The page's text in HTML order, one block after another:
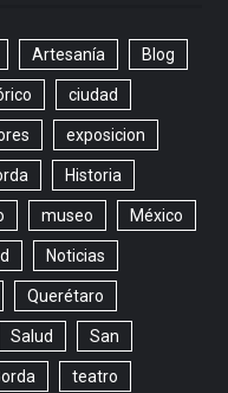
Artesanía Blog
ciudad
exposicion
Historia
museo México
Noticias
Querétaro
Salud San
teatro